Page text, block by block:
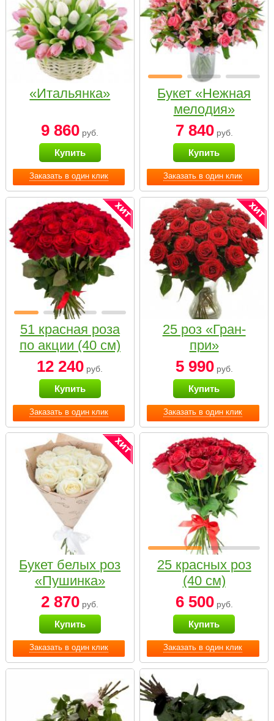
Заказать в один клик
«Итальянка»
9 860 руб.
Купить
Заказать в один клик
Букет «Нежная
мелодия»
7 840руб.
Купить
Заказать в один клик
51 красная роза
по акции (40 см)
12 240 руб.
Купить
Заказать в один клик
25 роз «Гран-
при»
5 990руб.
Купить
Заказать в один клик
Букет белых роз
«Пушинка»
2 870 руб.
Купить
Заказать в один клик
25 красных роз
(40 см)
6 500руб.
Купить